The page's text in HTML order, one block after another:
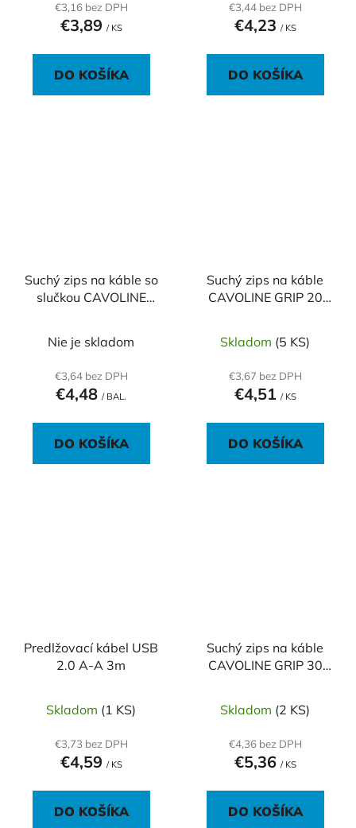
€3,16 bez DPH
€3,89 / KS
DO KOŠÍKA
€3,44 bez DPH
€4,23 / KS
DO KOŠÍKA
Suchý zips na káble so
slučkou CAVOLINE
Nie je skladom
€3,64 bez DPH
€4,48 / BAL.
DO KOŠÍKA
Suchý zips na káble
CAVOLINE GRIP 20
Skladom (5 KS)
€3,67 bez DPH
€4,51 / KS
DO KOŠÍKA
Predlžovací kábel USB
2.0 A-A 3m
Skladom (1 KS)
€3,73 bez DPH
€4,59 / KS
DO KOŠÍKA
Suchý zips na káble
CAVOLINE GRIP 30
Skladom (2 KS)
€4,36 bez DPH
€5,36 / KS
DO KOŠÍKA